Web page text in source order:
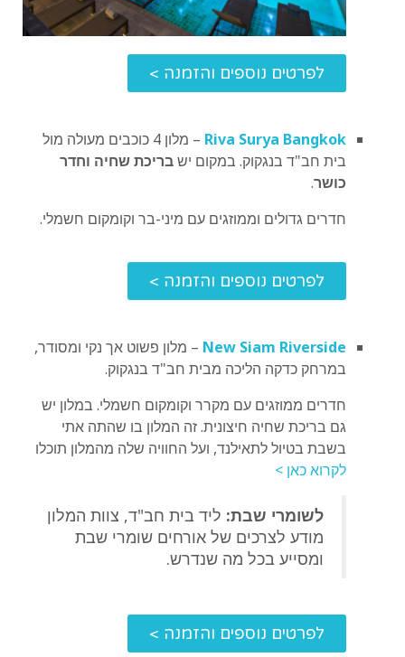
לפרטים נוספים והזמנה >
Riva Surya Bangkok
– מלון 4 כוכבים מעולה מול
בית חב"ד בנגקוק. במקום ישבריכת שחיה וחדר
כושר.
חדרים גדולים וממוזגים עם מיני-בר וקומקום חשמלי.
לפרטים נוספים והזמנה >
New Siam Riverside – מלון פשוט אך נקי ומסודר,
במרחק כדקה הליכה מבית חב"ד בנגקוק.
חדרים ממוזגים עם מקרר וקומקום חשמלי. במלון יש
גם בריכת שחיה חיצונית. זה המלון בו שהתה אתי
בשבת בטיול לתאילנד, ועל החוויה שלה מהמלון תוכלו
לקרוא כאן >
לשומרי שבת: ליד בית חב"ד, צוות המלון
מודע לצרכים של אורחים שומרי שבת
ומסייע בכל מה שנדרש.
לפרטים נוספים והזמנה >